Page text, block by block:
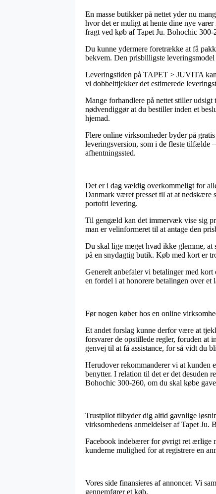
En masse butikker på nettet yder nu
hvor det er muligt at hente dine nye
fragt ved køb af Tapet Ju. Bohochic 300-
Du kunne ydermere foretrække at få
bekvem. Den prisbilligste
Leveringstiden på TAPET > JUVITA
vi dobbelttjekker det estimerede
Mange forhandlere på nettet stiller
nødvendiggør at du bestiller inden et
hjemad.
Flere online virksomheder byder på
leveringsversion, som i de fleste tilfælde
afhentningssted.
Det er i dag vældig overkommeligt for
Danmark været presset til at at
portofri levering.
Til gengæld kan det immervæk vise sig
man er velinformeret til at antage den
Du skal lige meget hvad ikke glemme, at
på en snydagtig butik. Køb med kort er
Generelt anbefaler vi betalinger med
en fordel i at honorere betalingen over et
Før nogen køber hos en online
Et andet forslag kunne derfor være at
forsvarer de opstillede regler, foruden at
genvej til at få assistance, for så vidt du
Herudover rekommanderer vi at kunden
benytter. I relation til det er det desuden
Bohochic 300-260, om du skal købe
Trustpilot tilbyder dig altid gavnlige
virksomhedens anmeldelser af Tapet
Facebook indebærer for øvrigt ret ærlige
kunderne mulighed for at registrere en
Vores side finansieres af annoncer. Vi
gennemfører et køb.